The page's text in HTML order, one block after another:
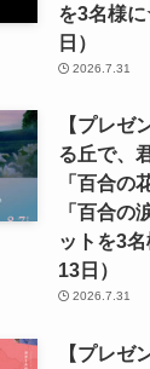
を3名様
日）
2026.7.31
【プレゼ
る丘で、
「百合の
「百合の
ットを3
13日）
2026.7.31
【プレゼ